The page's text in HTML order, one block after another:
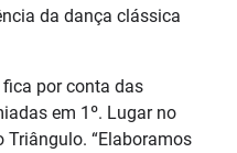
da dança clássica
por conta das
em 1º. Lugar no
“Elaboramos